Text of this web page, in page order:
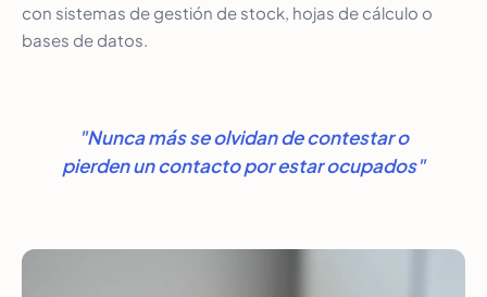
con sistemas de gestión de stock, hojas de cálculo o
bases de datos.
"Nunca más se olvidan de contestar o
pierden un contacto por estar ocupados"